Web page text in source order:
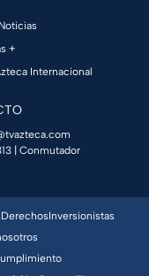
+
Internacional
| Conmutador
DerechosInversionistas